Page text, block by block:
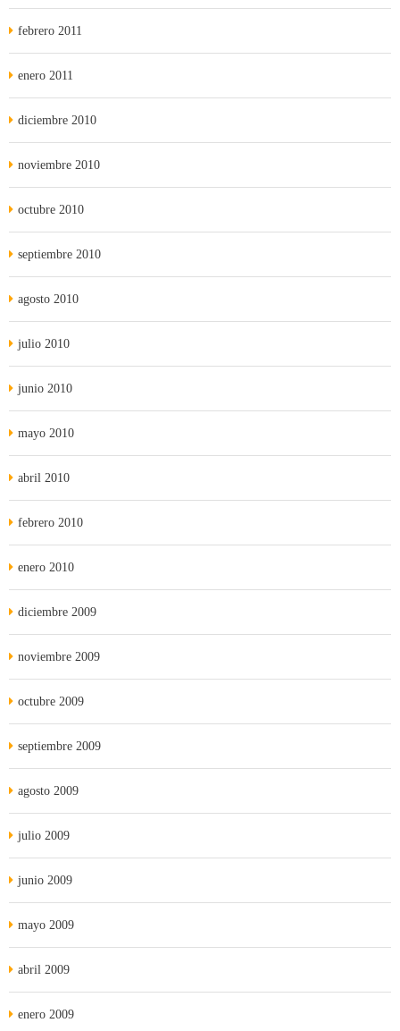
febrero 2011
enero 2011
diciembre 2010
noviembre 2010
octubre 2010
septiembre 2010
agosto 2010
julio 2010
junio 2010
mayo 2010
abril 2010
febrero 2010
enero 2010
diciembre 2009
noviembre 2009
octubre 2009
septiembre 2009
agosto 2009
julio 2009
junio 2009
mayo 2009
abril 2009
enero 2009